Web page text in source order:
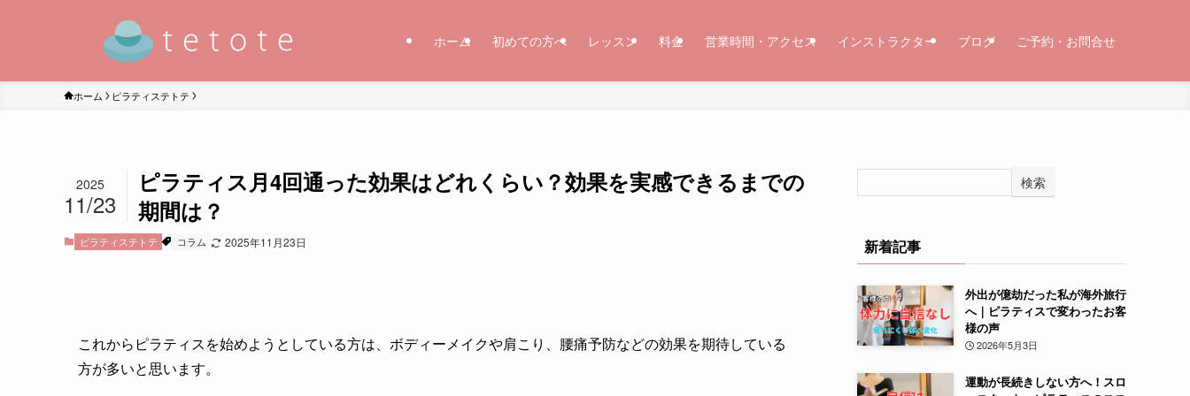
ホーム 初めての方へ レッスン 料金 営業時間・アクセス インストラクター ブログ ご予約・お問合せ
ホーム ピラティステトテ
ピラティス月4回通った効果はどれくらい？効果を実感できるまでの
期間は？
2025
11/23
ピラティステトテ コラム 2025年11月23日
これからピラティスを始めようとしている方は、ボディーメイクや肩こり、腰痛予防などの効果を期待している
方が多いと思います。
検索
新着記事
外出が億劫だった私が海外旅行
へ｜ピラティスで変わったお客
様の声
2026年5月3日
運動が長続きしない方へ！スロ